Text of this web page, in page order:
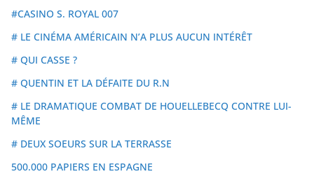
#CASINO S. ROYAL 007
# LE CINÉMA AMÉRICAIN N’A PLUS AUCUN INTÉRÊT
# QUI CASSE ?
# QUENTIN ET LA DÉFAITE DU R.N
# LE DRAMATIQUE COMBAT DE HOUELLEBECQ CONTRE LUI-
MÊME
# DEUX SOEURS SUR LA TERRASSE
500.000 PAPIERS EN ESPAGNE